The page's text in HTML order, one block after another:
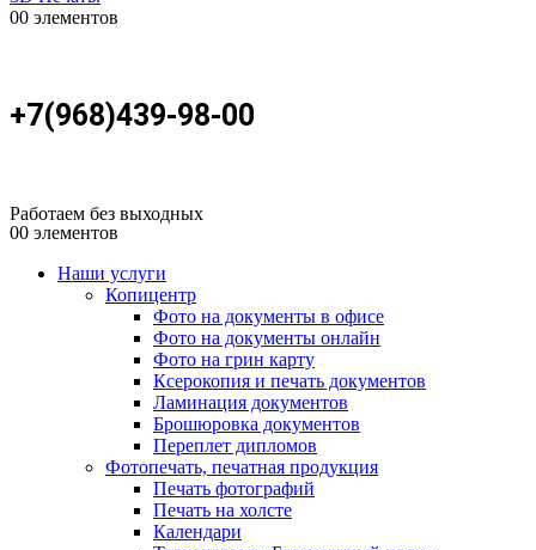
00 элементов
+7(968)439-98-00
Работаем без выходных
00 элементов
Наши услуги
Копицентр
Фото на документы в офисе
Фото на документы онлайн
Фото на грин карту
Ксерокопия и печать документов
Ламинация документов
Брошюровка документов
Переплет дипломов
Фотопечать, печатная продукция
Печать фотографий
Печать на холсте
Календари